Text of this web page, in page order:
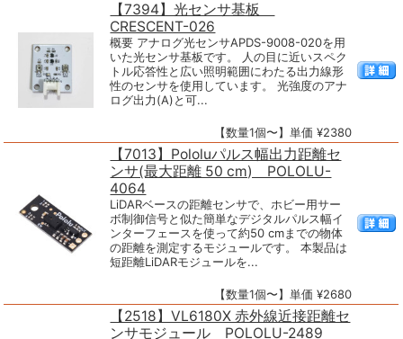
【7394】光センサ基板
CRESCENT-026
概要 アナログ光センサAPDS-9008-020を用
いた光センサ基板です。 人の目に近いスペク
トル応答性と広い照明範囲にわたる出力線形
性のセンサを使用しています。 光強度のアナ
ログ出力(A)と可...
【数量1個〜】単価 ¥2380
【7013】Pololuパルス幅出力距離セ
ンサ(最大距離 50 cm) POLOLU-
4064
LiDARベースの距離センサで、ホビー用サー
ボ制御信号と似た簡単なデジタルパルス幅イ
ンターフェースを使って約50 cmまでの物体
の距離を測定するモジュールです。 本製品は
短距離LiDARモジュールを...
【数量1個〜】単価 ¥2680
【2518】VL6180X 赤外線近接距離セ
ンサモジュール POLOLU-2489